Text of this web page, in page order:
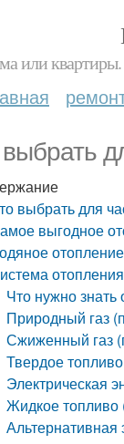
или
выбрать для
выгодное
Что нужно
Природный газ
Сжиженный газ
Твердое
Электрическая
Жидкое топливо
Альтернативная